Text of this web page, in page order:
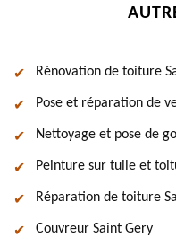
Rénovation de toiture
Pose et réparation de
Nettoyage et pose de
Peinture sur tuile et
Réparation de toiture
Couvreur Saint Gery